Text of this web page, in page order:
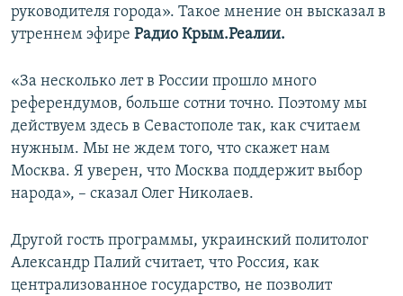
руководителя города». Такое мнение он высказал в
утреннем эфире Радио Крым.Реалии.
«За несколько лет в России прошло много
референдумов, больше сотни точно. Поэтому мы
действуем здесь в Севастополе так, как считаем
нужным. Мы не ждем того, что скажет нам
Москва. Я уверен, что Москва поддержит выбор
народа», – сказал Олег Николаев.
Другой гость программы, украинский политолог
Александр Палий считает, что Россия, как
централизованное государство, не позволит